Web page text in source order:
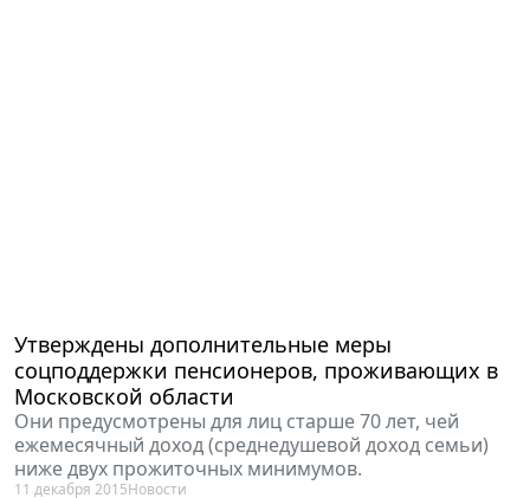
Утверждены дополнительные меры
соцподдержки пенсионеров, проживающих в
Московской области
Они предусмотрены для лиц старше 70 лет, чей
ежемесячный доход (среднедушевой доход семьи)
ниже двух прожиточных минимумов.
11 декабря 2015Новости